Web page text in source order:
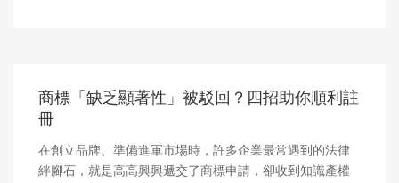
商標「缺乏顯著性」被駁回？四招助你順利註
冊
在創立品牌、準備進軍市場時，許多企業最常遇到的法律
絆腳石，就是高高興興遞交了商標申請，卻收到知識產權